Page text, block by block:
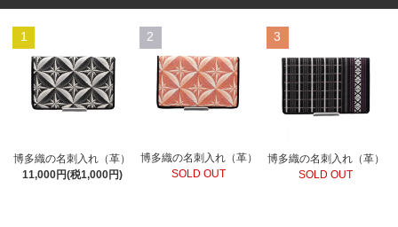
1
博多織の名刺入れ（革）
11,000円(税1,000円)
2
博多織の名刺入れ（革）
SOLD OUT
3
博多織の名刺入れ（革）
SOLD OUT